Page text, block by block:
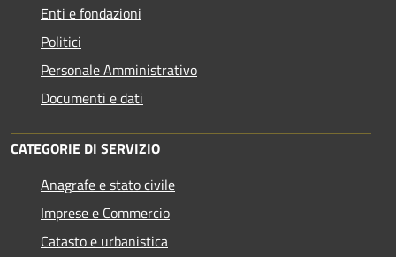
Enti e fondazioni
Politici
Personale Amministrativo
Documenti e dati
CATEGORIE DI SERVIZIO
Anagrafe e stato civile
Imprese e Commercio
Catasto e urbanistica